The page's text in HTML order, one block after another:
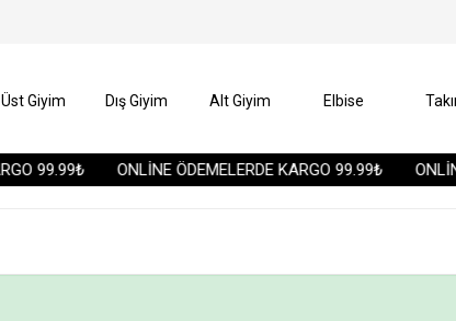
99.99₺ ONLİNE ÖDEMELERDE KARGO 99.99₺
Üst Giyim Dış Giyim Alt Giyim Elbise